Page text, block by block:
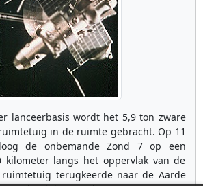
lanceerbasis wordt het 5,9 ton zware
in de ruimte gebracht. Op 11
de onbemande Zond 7 op een
kilometer langs het oppervlak van de
terugkeerde naar de Aarde